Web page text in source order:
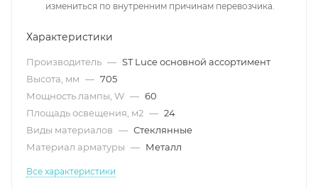
измениться по внутренним причинам перевозчика.
Характеристики
Производитель — ST Luce основной ассортимент
Высота, мм — 705
Мощность лампы, W — 60
Площадь освещения, м2 — 24
Виды материалов — Стеклянные
Материал арматуры — Металл
Все характеристики